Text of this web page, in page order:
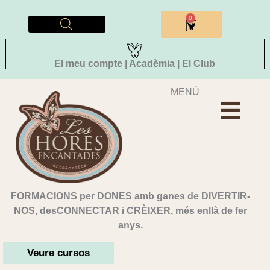
El meu compte | Acadèmia | El Club
0
Cistella
FORMACIONS per DONES amb ganes de DIVERTIR-
NOS, desCONNECTAR i CRÈIXER, més enllà de fer
anys.
Veure cursos
MENÚ